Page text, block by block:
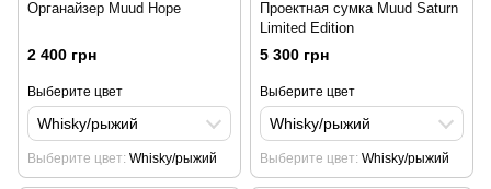
Органайзер Muud Hope
2 400 грн
Выберите цвет
Whisky/рыжий
Выберите цвет Whisky/рыжий
Проектная сумка Muud Saturn
Limited Edition
5 300 грн
Выберите цвет
Whisky/рыжий
Выберите цвет Whisky/рыжий